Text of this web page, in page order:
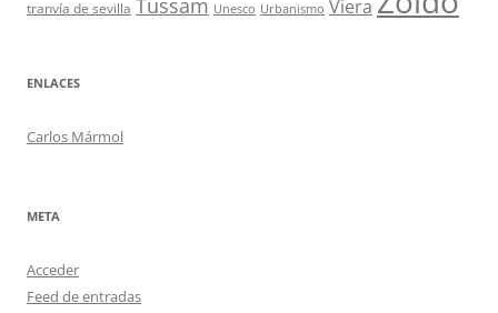
tranvía de sevilla Unesco Urbanismo Viera
ENLACES
Carlos Mármol
META
Acceder
Feed de entradas